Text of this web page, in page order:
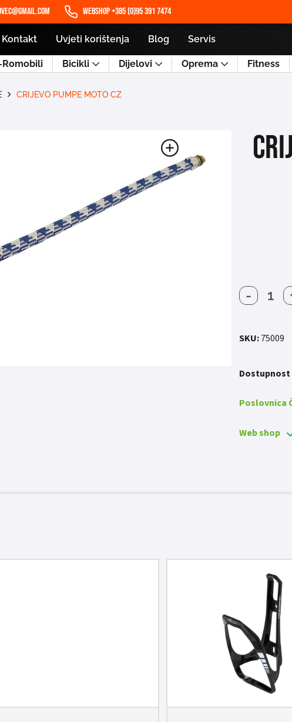
WEBSHOP +385 (0)95 391 7474
Kontakt Uvjeti korištenja Blog Servis
Romobili Bicikli Dijelovi Oprema Fitness
CRIJEVO PUMPE MOTO CZ
-
PUMPE
CZ
SKU:75009
Dostupnost
Poslovnica
Web shop